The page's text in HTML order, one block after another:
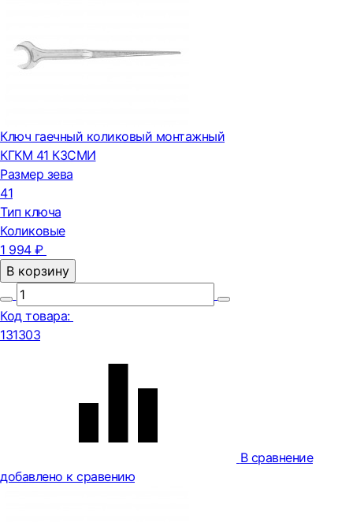
Ключ гаечный коликовый монтажный
КГКМ 41 КЗСМИ
Размер зева
41
Тип ключа
Коликовые
1 994 ₽
В корзину
Код товара:
131303
В сравнение
добавлено к сравению